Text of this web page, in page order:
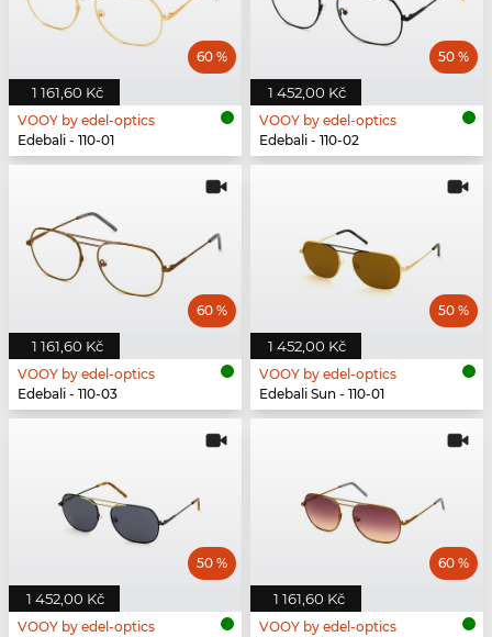
1 161,60 Kč
60 %
VOOY by edel-optics
Edebali - 110-01
1 452,00 Kč
50 %
VOOY by edel-optics
Edebali - 110-02
1 161,60 Kč
60 %
VOOY by edel-optics
Edebali - 110-03
1 452,00 Kč
50 %
VOOY by edel-optics
Edebali Sun - 110-01
1 452,00 Kč
50 %
VOOY by edel-optics
1 161,60 Kč
60 %
VOOY by edel-optics